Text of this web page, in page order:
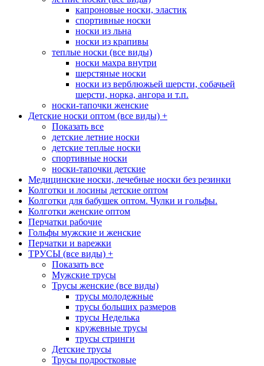
капроновые носки, эластик
спортивные носки
носки из льна
носки из крапивы
теплые носки (все виды)
носки махра внутри
шерстяные носки
носки из верблюжьей шерсти, собачьей
шерсти, норка, ангора и т.п.
носки-тапочки женские
Детские носки оптом (все виды) +
Показать все
детские летние носки
детские теплые носки
спортивные носки
носки-тапочки детские
Медицинские носки, лечебные носки без резинки
Колготки и лосины детские оптом
Колготки для бабушек оптом. Чулки и гольфы.
Колготки женские оптом
Перчатки рабочие
Гольфы мужские и женские
Перчатки и варежки
ТРУСЫ (все виды) +
Показать все
Мужские трусы
Трусы женские (все виды)
трусы молодежные
трусы больших размеров
трусы Неделька
кружевные трусы
трусы стринги
Детские трусы
Трусы подростковые